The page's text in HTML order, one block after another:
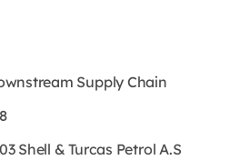
Supply Chain
Shell & Turcas Petrol A.S